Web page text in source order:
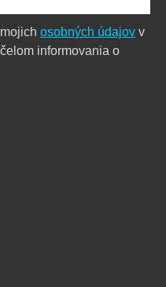
osobných údajov v
informovania o